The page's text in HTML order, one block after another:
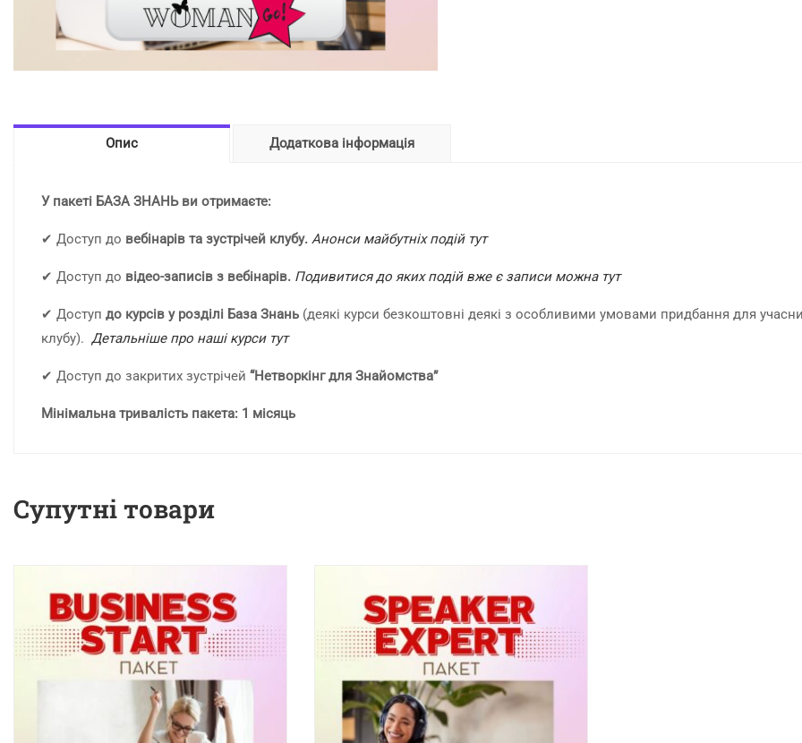
Опис Додаткова інформація
У пакеті БАЗА ЗНАНЬ ви отримаєте:
✔ Доступ до вебінарів та зустрічей клубу. Анонси майбутніх подій тут
✔ Доступ до відео-записів з вебінарів. Подивитися до яких подій вже є записи можна тут
✔ Доступ до курсів у розділі База Знань (деякі курси безкоштовні деякі з особливими умовами придбання для
клубу). Детальніше про наші курси тут
✔ Доступ до закритих зустрічей “Нетворкінг для Знайомства”
Мінімальна тривалість пакета: 1 місяць
Супутні товари